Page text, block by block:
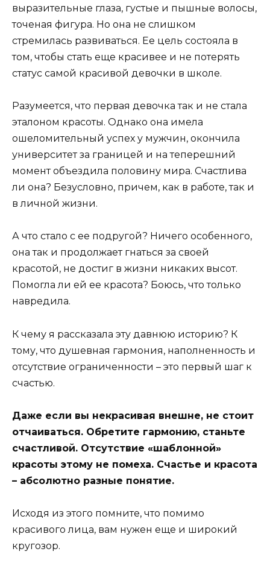
выразительные глаза, густые и пышные волосы,
точеная фигура. Но она не слишком
стремилась развиваться. Ее цель состояла в
том, чтобы стать еще красивее и не потерять
статус самой красивой девочки в школе.
Разумеется, что первая девочка так и не стала
эталоном красоты. Однако она имела
ошеломительный успех у мужчин, окончила
университет за границей и на теперешний
момент объездила половину мира. Счастлива
ли она? Безусловно, причем, как в работе, так и
в личной жизни.
А что стало с ее подругой? Ничего особенного,
она так и продолжает гнаться за своей
красотой, не достиг в жизни никаких высот.
Помогла ли ей ее красота? Боюсь, что только
навредила.
К чему я рассказала эту давнюю историю? К
тому, что душевная гармония, наполненность и
отсутствие ограниченности – это первый шаг к
счастью.
Даже если вы некрасивая внешне, не стоит
отчаиваться. Обретите гармонию, станьте
счастливой. Отсутствие «шаблонной»
красоты этому не помеха. Счастье и красота
– абсолютно разные понятие.
Исходя из этого помните, что помимо
красивого лица, вам нужен еще и широкий
кругозор.